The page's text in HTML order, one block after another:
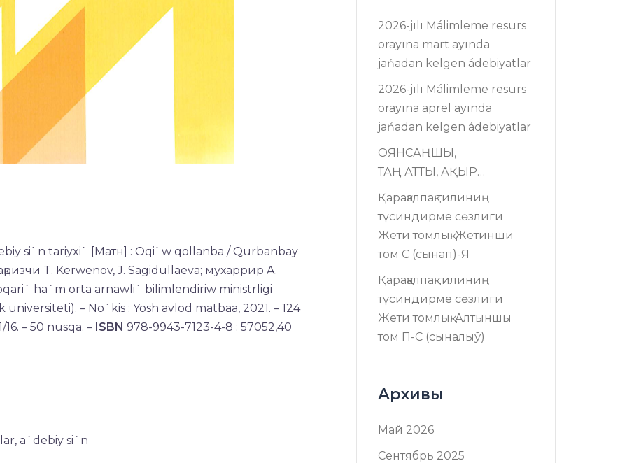
si`n tariyxi` [Матн] : Oqi`w qollanba / Qurbanbay
T. Kerwenov, J. Sagidullaeva; мухаррир A.
ha`m orta arnawli` bilimlendiriw ministrligi
– No`kis : Yosh avlod matbaa, 2021. – 124
– 50 nusqa. – ISBN 978-9943-7123-4-8 : 57052,40
a`debiy si`n
2026-jılı Málimleme resurs
оrayına mart ayında
jańadan kelgen ádebiyatlar
2026-jılı Málimleme resurs
оrayına aprel ayında
jańadan kelgen ádebiyatlar
ОЯНСАҢШЫ,
ТАҢ АТТЫ, АҚЫР…
Қарақалпақ тилиниң
түсиндирме сөзлиги
Жети томлық. Жетинши
том C (сынап)-Я
Қарақалпақ тилиниң
түсиндирме сөзлиги
Жети томлық. Алтыншы
том П-C (сыналыў)
Архивы
Май 2026
Сентябрь 2025